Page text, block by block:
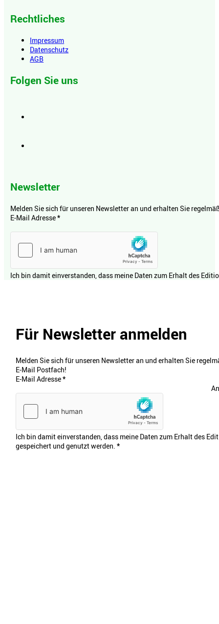
Rechtliches
Impressum
Datenschutz
AGB
Folgen Sie uns
Newsletter
Melden Sie sich für unseren Newsletter an und erhalten Sie
E-Mail Adresse*
Ich bin damit einverstanden, dass meine Daten zum Erhalt des
Für Newsletter anmelden
Melden Sie sich für unseren Newsletter an und erhalten Sie
E-Mail Postfach!
E-Mail Adresse*
Ich bin damit einverstanden, dass meine Daten zum Erhalt des
gespeichert und genutzt werden. *